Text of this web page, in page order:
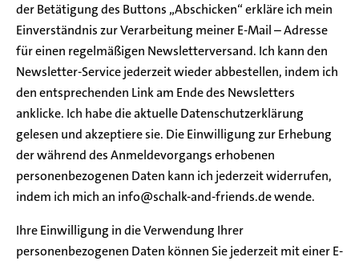
der Betätigung des Buttons „Abschicken“ erkläre ich mein
Einverständnis zur Verarbeitung meiner E-Mail – Adresse
für einen regelmäßigen Newsletterversand. Ich kann den
Newsletter-Service jederzeit wieder abbestellen, indem ich
den entsprechenden Link am Ende des Newsletters
anklicke. Ich habe die aktuelle Datenschutzerklärung
gelesen und akzeptiere sie. Die Einwilligung zur Erhebung
der während des Anmeldevorgangs erhobenen
personenbezogenen Daten kann ich jederzeit widerrufen,
indem ich mich an info@schalk-and-friends.de wende.
Ihre Einwilligung in die Verwendung Ihrer
personenbezogenen Daten können Sie jederzeit mit einer E-